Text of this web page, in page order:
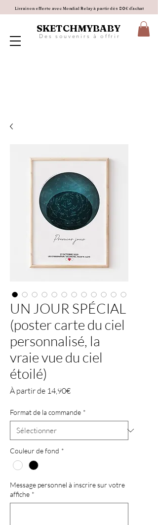
Livraison offerte avec Mondial Relay à partir dès 80€ d'achat
SKETCHMYBABY
D e s s o u v e n i r s à o f f r i r
UN JOUR SPÉCIAL
(poster carte du ciel
personnalisé, la
vraie vue du ciel
étoilé)
À partir de 14,90€Prix
Format de la commande *
Couleur de fond *
Message personnel à inscrire sur votre
affiche *